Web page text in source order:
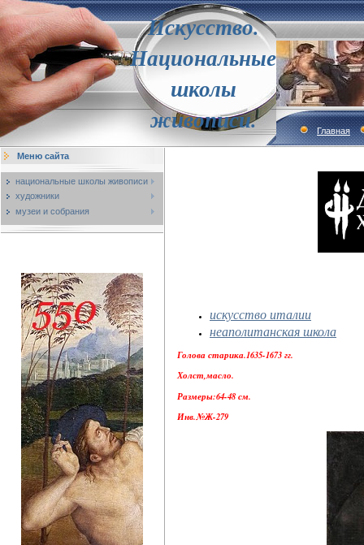
Искусство.
Национальные
школы
живописи.
Главная
Меню сайта
национальные школы живописи
художники
музеи и собрания
искусство италии
неаполитанская школа
Голова старика.1635-1673 гг.
Холст,масло.
Размеры:64-48 см.
Инв.№Ж-279